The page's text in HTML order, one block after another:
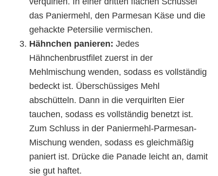
das Paniermehl, den Parmesan Käse und die
gehackte Petersilie vermischen.
Hähnchen panieren: Jedes
Hähnchenbrustfilet zuerst in der
Mehlmischung wenden, sodass es vollständig
bedeckt ist. Überschüssiges Mehl
abschütteln. Dann in die verquirlten Eier
tauchen, sodass es vollständig benetzt ist.
Zum Schluss in der Paniermehl-Parmesan-
Mischung wenden, sodass es gleichmäßig
paniert ist. Drücke die Panade leicht an, damit
sie gut haftet.